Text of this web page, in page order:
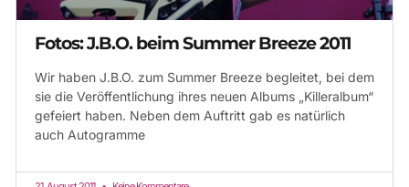
Fotos: J.B.O. beim Summer Breeze 2011
Wir haben J.B.O. zum Summer Breeze begleitet, bei dem
sie die Veröffentlichung ihres neuen Albums „Killeralbum“
gefeiert haben. Neben dem Auftritt gab es natürlich
auch Autogramme